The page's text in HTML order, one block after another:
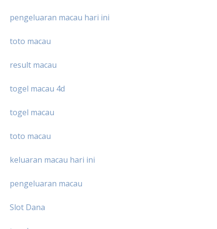
pengeluaran macau hari ini
toto macau
result macau
togel macau 4d
togel macau
toto macau
keluaran macau hari ini
pengeluaran macau
Slot Dana